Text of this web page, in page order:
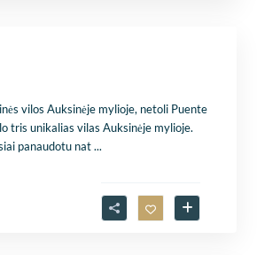
vilos Auksinėje mylioje, netoli Puente
tris unikalias vilas Auksinėje mylioje.
panaudotu nat...